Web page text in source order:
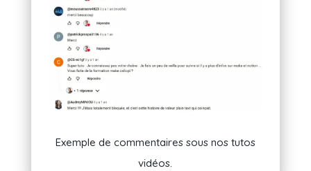
Exemple de commentaires sous nos tutos
vidéos.